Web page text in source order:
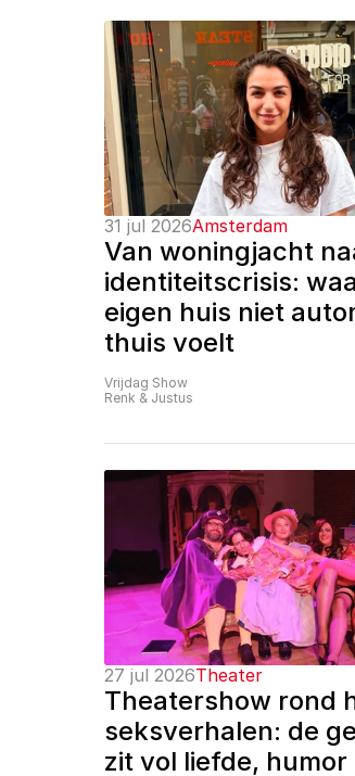
31 jul 2026Amsterdam
Van woningjacht
identiteitscrisis:
eigen huis niet
thuis voelt
Vrijdag Show
Renk & Justus
27 jul 2026Theater
Theatershow rond
seksverhalen: de
zit vol liefde,